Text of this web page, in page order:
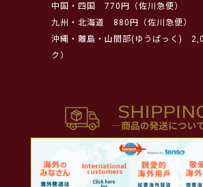
中国・四国
770円（佐川急便）
九州・北海道
880円（佐川急便）
沖縄・離島・山間部(ゆうぱっく)
ク）